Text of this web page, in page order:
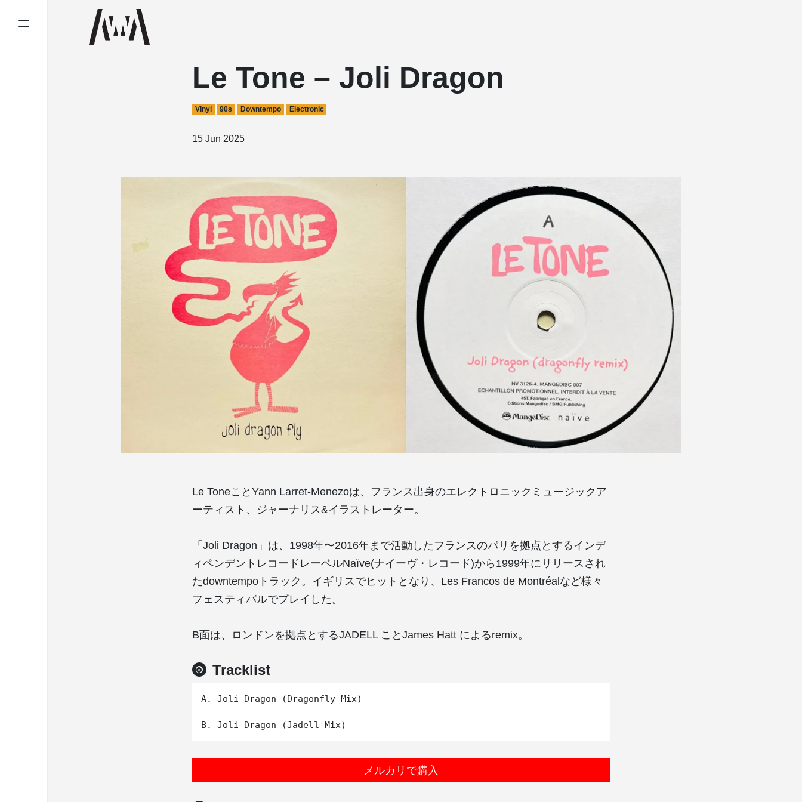
Le Tone – Joli Dragon
Vinyl 90s Downtempo Electronic
15 Jun 2025
Le ToneことYann Larret-Menezoは、フランス出身のエレクトロニックミュージックア
ーティスト、ジャーナリス&イラストレーター。
「Joli Dragon」は、1998年〜2016年まで活動したフランスのパリを拠点とするインデ
ィペンデントレコードレーベルNaïve(ナイーヴ・レコード)から1999年にリリースされ
たdowntempoトラック。イギリスでヒットとなり、Les Francos de Montréalなど様々
フェスティバルでプレイした。
B面は、ロンドンを拠点とするJADELL ことJames Hatt によるremix。
Tracklist
A. Joli Dragon (Dragonfly Mix)
メルカリで購入